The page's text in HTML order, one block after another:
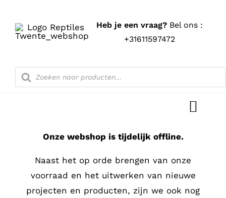
naar
inhoud
Producten
zoeken
Heb je een vraag? Bel ons :
+31611597472
Onze webshop is tijdelijk offline.
Naast het op orde brengen van onze
voorraad en het uitwerken van nieuwe
projecten en producten, zijn we ook nog